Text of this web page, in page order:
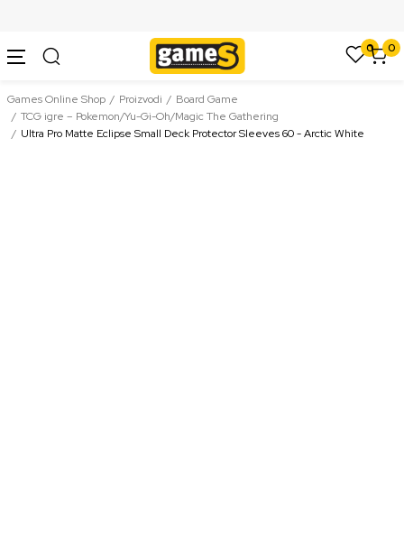
0 0
Games Online Shop Proizvodi
Board Game
TCG igre – Pokemon/Yu-Gi-Oh/Magic The Gathering
Ultra Pro Matte Eclipse Small Deck Protector Sleeves 60 - Arctic White